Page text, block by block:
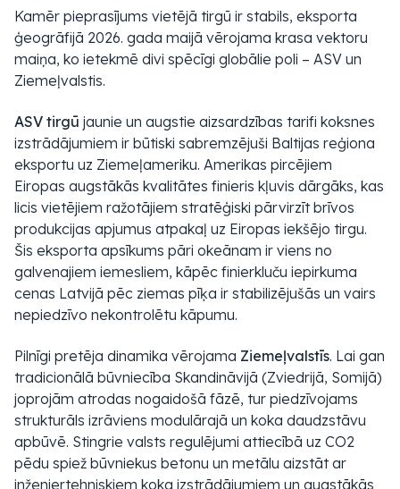
Kamēr pieprasījums vietējā tirgū ir stabils, eksporta
ģeogrāfijā 2026. gada maijā vērojama krasa vektoru
maiņa, ko ietekmē divi spēcīgi globālie poli – ASV un
Ziemeļvalstis.
ASV tirgū jaunie un augstie aizsardzības tarifi koksnes
izstrādājumiem ir būtiski sabremzējuši Baltijas reģiona
eksportu uz Ziemeļameriku. Amerikas pircējiem
Eiropas augstākās kvalitātes finieris kļuvis dārgāks, kas
licis vietējiem ražotājiem stratēģiski pārvirzīt brīvos
produkcijas apjumus atpakaļ uz Eiropas iekšējo tirgu.
Šis eksporta apsīkums pāri okeānam ir viens no
galvenajiem iemesliem, kāpēc finierkluču iepirkuma
cenas Latvijā pēc ziemas pīķa ir stabilizējušās un vairs
nepiedzīvo nekontrolētu kāpumu.
Pilnīgi pretēja dinamika vērojama Ziemeļvalstīs. Lai gan
tradicionālā būvniecība Skandināvijā (Zviedrijā, Somijā)
joprojām atrodas nogaidošā fāzē, tur piedzīvojams
strukturāls izrāviens modulārajā un koka daudzstāvu
apbūvē. Stingrie valsts regulējumi attiecībā uz CO2
pēdu spiež būvniekus betonu un metālu aizstāt ar
inženiertehniskiem koka izstrādājumiem un augstākās